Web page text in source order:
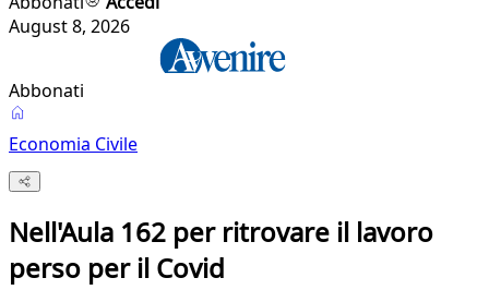
August 8, 2026
Abbonati
Economia Civile
Nell'Aula 162 per ritrovare il lavoro
perso per il Covid